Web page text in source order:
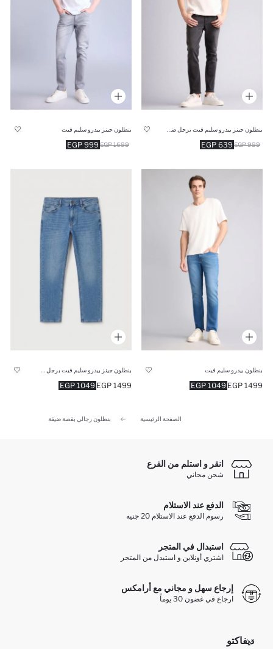
639 EGP 999 EGP
بنطلون جينز بيدرو سليم فيت
999 EGP 1699 EGP
بنطلون بيدرو سليم فيت
1049 EGP 1499 EGP
1049 EGP 1499 EGP
الصفحة الرئيسية بنطلون رجالي بقصة ضيقة
انقر و استلم من الفرع
شحن مجاني
الدفع عند الاستلام
رسوم الدفع عند الاستلام 20 جنيه
استبدال في المتجر
اشتري أونلاين و استبدل من المتجر
إرجاع سهل و مجاني مع أرامكس
ارجاع في غضون 30 يوماً
ديفاكتو